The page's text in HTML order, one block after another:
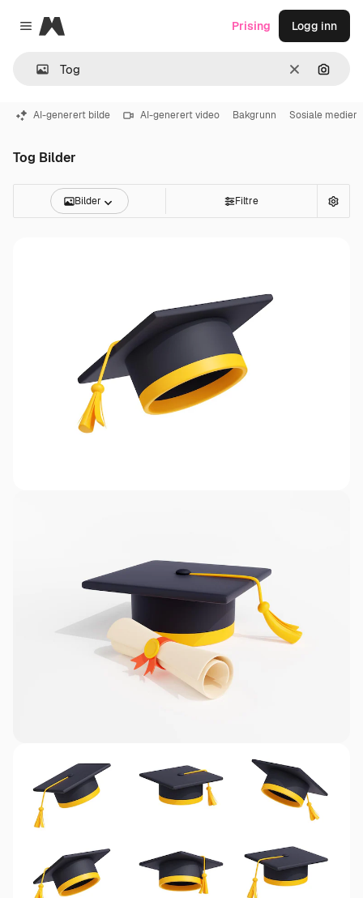
Close menu
Magnific
Slett Søk
Prising Logg inn
AI-generert bilde AI-generert video Bakgrunn Sosiale medier
Tog Bilder
Bilder Filtre